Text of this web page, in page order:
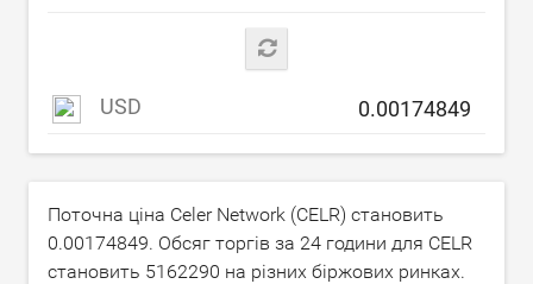
USD
Поточна ціна Celer Network (CELR) становить
0.00174849. Обсяг торгів за 24 години для CELR
становить 5162290 на різних біржових ринках.